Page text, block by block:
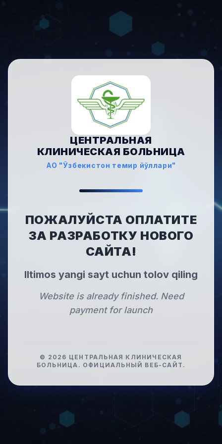
ЦЕНТРАЛЬНАЯ
КЛИНИЧЕСКАЯ БОЛЬНИЦА
АО "Ўзбекистон темир йўллари"
ПОЖАЛУЙСТА ОПЛАТИТЕ
ЗА РАЗРАБОТКУ НОВОГО
САЙТА!
Iltimos yangi sayt uchun tolov qiling
Website is already finished. Need
payment for launch
© 2026 ЦЕНТРАЛЬНАЯ КЛИНИЧЕСКАЯ
БОЛЬНИЦА . ОФИЦИАЛЬНЫЙ ВЕБ-САЙТ.